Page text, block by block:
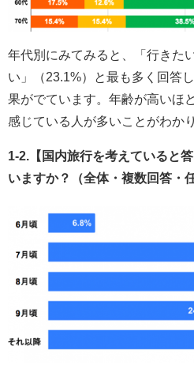
年代別にみてみると、「行きた
い」（23.1%）と最も多く回答
果がでています。年齢が高いほ
感じている人が多いことがわか
1-2.【国内旅行を考えていると
いますか？（全体・複数回答・